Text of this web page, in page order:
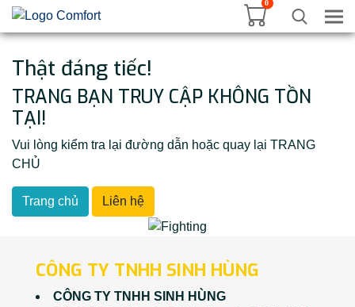
0
Thật đáng tiếc!
TRANG BẠN TRUY CẬP KHÔNG TỒN
TẠI!
Vui lòng kiểm tra lại đường dẫn hoặc quay lại TRANG
CHỦ
Trang chủ Liên hệ
CÔNG TY TNHH SINH HÙNG
CÔNG TY TNHH SINH HÙNG